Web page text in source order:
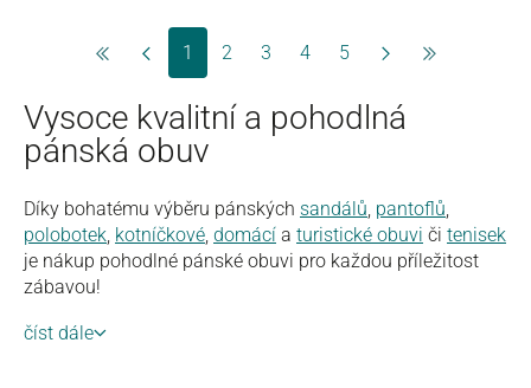
Strana
1 Strana
2 Strana
3 Strana
4 Strana
5
Vysoce kvalitní a pohodlná
pánská obuv
Díky bohatému výběru pánských sandálů, pantoflů,
polobotek, kotníčkové, domácí a turistické obuvi či tenisek
je nákup pohodlné pánské obuvi pro každou příležitost
zábavou!
číst dále